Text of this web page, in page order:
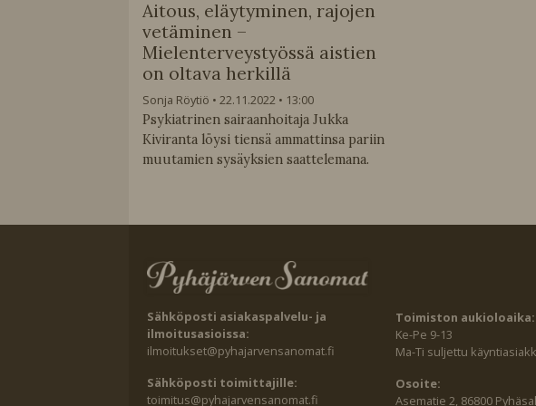
Aitous, eläytyminen, rajojen
vetäminen –
Mielenterveystyössä aistien
on oltava herkillä
Sonja Röytiö 22.11.2022
13:00
Psykiatrinen sairaanhoitaja Jukka
Kiviranta löysi tiensä ammattinsa pariin
muutamien sysäyksien saattelemana.
Sähköposti asiakaspalvelu- ja
ilmoitusasioissa:
ilmoitukset@pyhajarvensanomat.fi
Sähköposti toimittajille:
toimitus@pyhajarvensanomat.fi
Toimiston aukioloaika:
Ke-Pe 9-13
Ma-Ti suljettu
Osoite:
Asematie 2, 86800